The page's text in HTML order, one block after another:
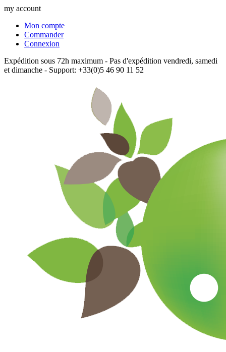
my account
Mon compte
Commander
Connexion
Expédition sous 72h maximum - Pas d'expédition vendredi, samedi
et dimanche - Support: +33(0)5 46 90 11 52